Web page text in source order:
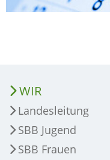
WIR
Landesleitung
SBB Jugend
SBB Frauen